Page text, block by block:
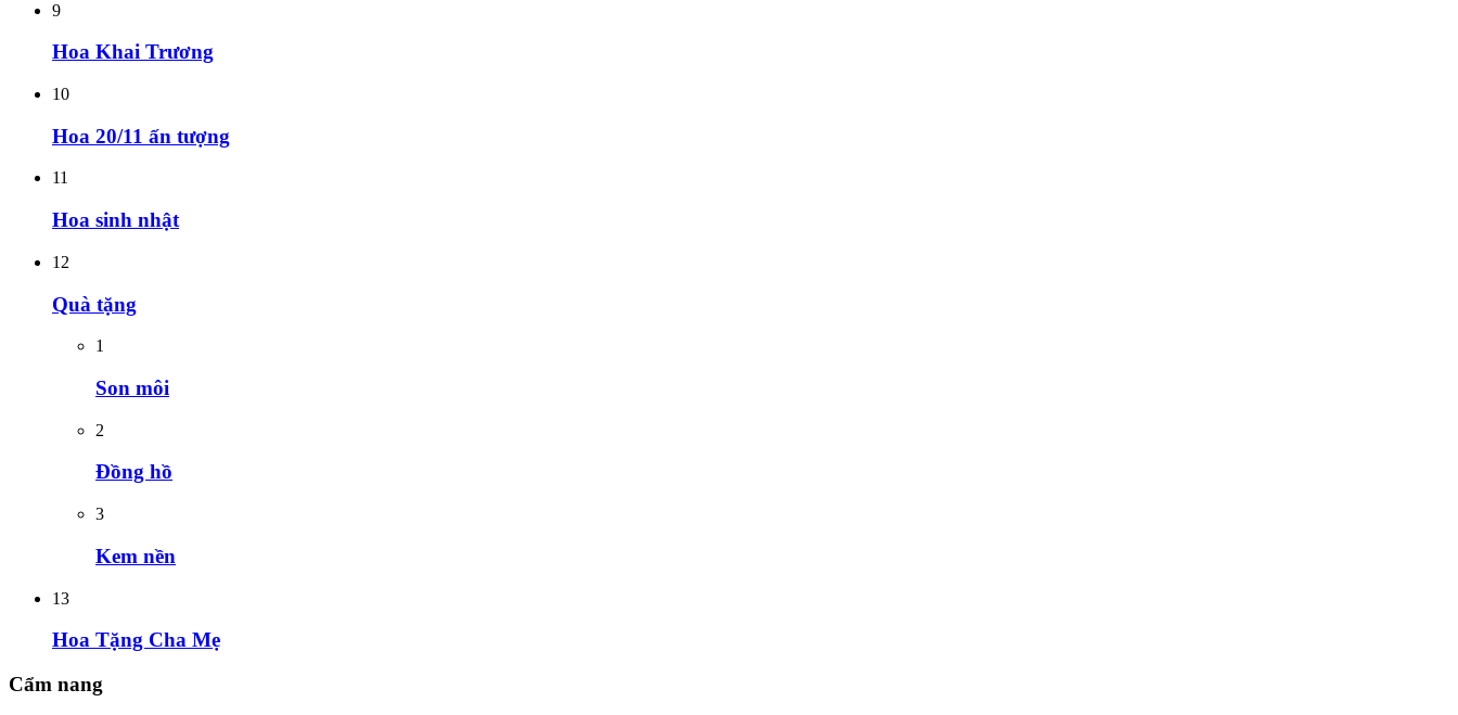
9
Hoa Khai Trương
10
Hoa 20/11 ấn tượng
11
Hoa sinh nhật
12
Quà tặng
1
Son môi
2
Đồng hồ
3
Kem nền
13
Hoa Tặng Cha Mẹ
Cẩm nang